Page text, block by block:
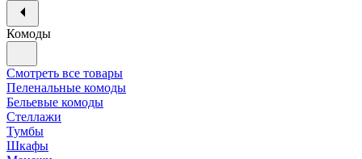
Комоды
Смотреть все товары
Пеленальные комоды
Бельевые комоды
Стеллажи
Тумбы
Шкафы